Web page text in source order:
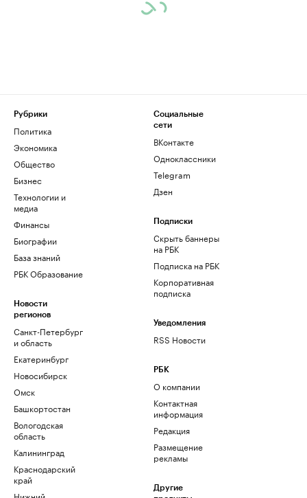
Рубрики
Политика
Экономика
Общество
Бизнес
Технологии и
медиа
Финансы
Биографии
База знаний
РБК Образование
Новости
регионов
Санкт-Петербург
и область
Екатеринбург
Новосибирск
Омск
Башкортостан
Вологодская
область
Калининград
Краснодарский
край
Социальные
сети
ВКонтакте
Одноклассники
Telegram
Дзен
Подписки
Скрыть баннеры
на РБК
Подписка на РБК
Корпоративная
подписка
Уведомления
RSS Новости
РБК
О компании
Контактная
информация
Редакция
Размещение
рекламы
Другие